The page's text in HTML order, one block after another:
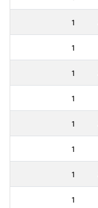
1
1
1
1
1
1
1
1